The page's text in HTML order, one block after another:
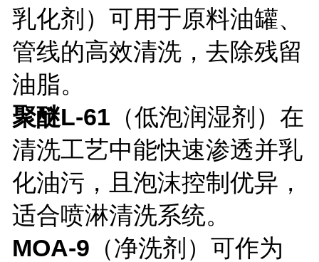
乳化剂）可用于原料油罐、
管线的高效清洗，去除残留
油脂。
聚醚L-61 （低泡润湿剂）在
清洗工艺中能快速渗透并乳
化油污，且泡沫控制优异，
适合喷淋清洗系统。
MOA-9 （净洗剂）可作为